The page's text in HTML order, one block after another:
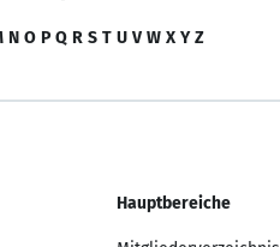
N O P Q R S T U V W X Y Z
Hauptbereiche